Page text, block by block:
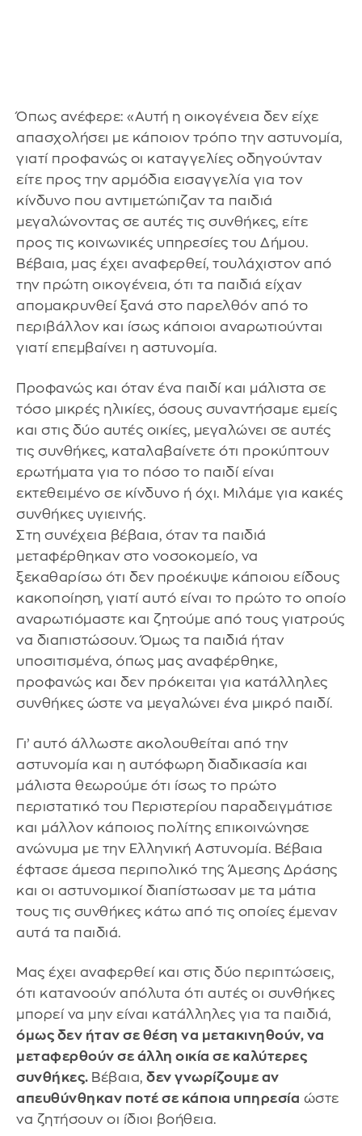
Όπως ανέφερε: «Αυτή η οικογένεια δεν είχε
απασχολήσει με κάποιον τρόπο την αστυνομία,
γιατί προφανώς οι καταγγελίες οδηγούνταν
είτε προς την αρμόδια εισαγγελία για τον
κίνδυνο που αντιμετώπιζαν τα παιδιά
μεγαλώνοντας σε αυτές τις συνθήκες, είτε
προς τις κοινωνικές υπηρεσίες του Δήμου.
Βέβαια, μας έχει αναφερθεί, τουλάχιστον από
την πρώτη οικογένεια, ότι τα παιδιά είχαν
απομακρυνθεί ξανά στο παρελθόν από το
περιβάλλον και ίσως κάποιοι αναρωτιούνται
γιατί επεμβαίνει η αστυνομία.
Προφανώς και όταν ένα παιδί και μάλιστα σε
τόσο μικρές ηλικίες, όσους συναντήσαμε εμείς
και στις δύο αυτές οικίες, μεγαλώνει σε αυτές
τις συνθήκες, καταλαβαίνετε ότι προκύπτουν
ερωτήματα για το πόσο το παιδί είναι
εκτεθειμένο σε κίνδυνο ή όχι. Μιλάμε για κακές
συνθήκες υγιεινής.
Στη συνέχεια βέβαια, όταν τα παιδιά
μεταφέρθηκαν στο νοσοκομείο, να
ξεκαθαρίσω ότι δεν προέκυψε κάποιου είδους
κακοποίηση, γιατί αυτό είναι το πρώτο το οποίο
αναρωτιόμαστε και ζητούμε από τους γιατρούς
να διαπιστώσουν. Όμως τα παιδιά ήταν
υποσιτισμένα, όπως μας αναφέρθηκε,
προφανώς και δεν πρόκειται για κατάλληλες
συνθήκες ώστε να μεγαλώνει ένα μικρό παιδί.
Γι’ αυτό άλλωστε ακολουθείται από την
αστυνομία και η αυτόφωρη διαδικασία και
μάλιστα θεωρούμε ότι ίσως το πρώτο
περιστατικό του Περιστερίου παραδειγμάτισε
και μάλλον κάποιος πολίτης επικοινώνησε
ανώνυμα με την Ελληνική Αστυνομία. Βέβαια
έφτασε άμεσα περιπολικό της Άμεσης Δράσης
και οι αστυνομικοί διαπίστωσαν με τα μάτια
τους τις συνθήκες κάτω από τις οποίες έμεναν
αυτά τα παιδιά.
Μας έχει αναφερθεί και στις δύο περιπτώσεις,
ότι κατανοούν απόλυτα ότι αυτές οι συνθήκες
μπορεί να μην είναι κατάλληλες για τα παιδιά,
όμως δεν ήταν σε θέση να μετακινηθούν, να
μεταφερθούν σε άλλη οικία σε καλύτερες
συνθήκες. Βέβαια, δεν γνωρίζουμε αν
απευθύνθηκαν ποτέ σε κάποια υπηρεσία ώστε
να ζητήσουν οι ίδιοι βοήθεια.